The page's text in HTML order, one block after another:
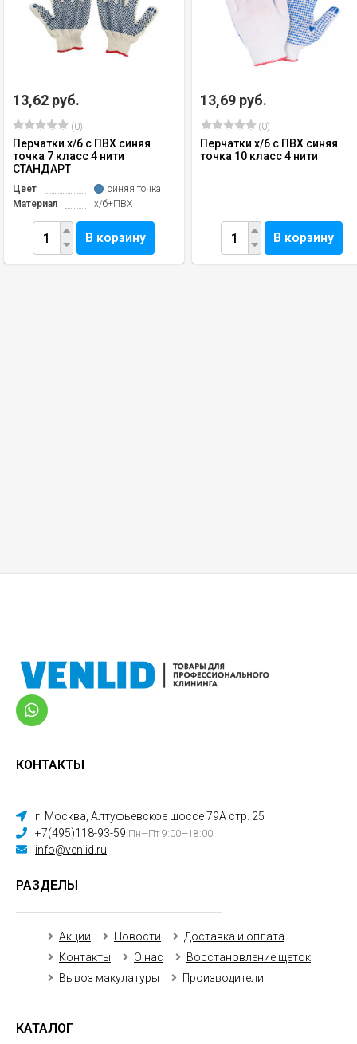
13,62 руб.
(0)
Перчатки х/б с ПВХ синяя
точка 7 класс 4 нити
СТАНДАРТ
Цвет
синяя точка
Материал
х/б+ПВХ
В корзину
13,69 руб.
(0)
Перчатки х/б с ПВХ синяя
точка 10 класс 4 нити
В корзину
КОНТАКТЫ
г. Москва, Алтуфьевское шоссе 79А стр. 25
+7(495)118-93-59 Пн—Пт 9:00—18:00
info@venlid.ru
РАЗДЕЛЫ
Акции Новости
Доставка и оплата
Контакты
О нас
Восстановление щеток
Вывоз макулатуры
Производители
КАТАЛОГ